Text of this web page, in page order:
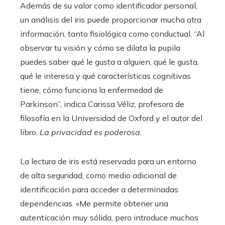
Además de su valor como identificador personal,
un análisis del iris puede proporcionar mucha otra
información, tanto fisiológica como conductual. “Al
observar tu visión y cómo se dilata la pupila
puedes saber qué le gusta a alguien, qué le gusta,
qué le interesa y qué características cognitivas
tiene, cómo funciona la enfermedad de
Parkinson”, indica Carissa Véliz, profesora de
filosofía en la Universidad de Oxford y el autor del
libro. La privacidad es poderosa.
La lectura de iris está reservada para un entorno
de alta seguridad, como medio adicional de
identificación para acceder a determinadas
dependencias. «Me permite obtener una
autenticación muy sólida, pero introduce muchos